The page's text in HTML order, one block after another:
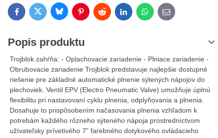
FacebookTwitterBlueskyPinterestRedditLinkedInWhatsApp
E-mail
Popis produktu
Trojblok zahŕňa: - Oplachovacie zariadenie - Plniace zariadenie -
Obrubovacie zariadenie Trojblok predstavuje najlepšie dostupné
riešenie pre základné automatické plnenie sýtených nápojov do
plechoviek. Ventil EPV (Electro Pneumatic Valve) umožňuje úplnú
flexibilitu pri nastavovaní cyklu plnenia, odplyňovania a plnenia.
Dosahuje to prispôsobením načasovania plnenia vzhľadom k
potrebám každého rôzneho sýteného nápoja prostredníctvom
užívateľsky prívetivého 7” farebného dotykového ovládacieho